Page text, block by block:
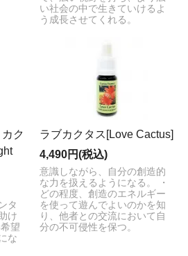
い社会の中で生きていけるよ
う成長させてくれる。
ク
タ
け
望
な
ラブカクタス[Love Cactus]
4,490円(税込)
意識しながら、自分の創造的
な力を扱えるようになる。 ・
どの程度、創造のエネルギー
を使って遊んでよいのかを知
り、他者との交流において自
分の不可侵性を保つ。